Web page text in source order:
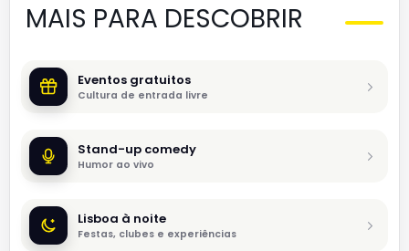
MAIS PARA DESCOBRIR
Eventos gratuitos
Cultura de entrada livre
Stand-up comedy
Humor ao vivo
Lisboa à noite
Festas, clubes e experiências